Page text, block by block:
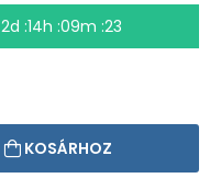
2d :14h :09m :23
KOSÁRHOZ